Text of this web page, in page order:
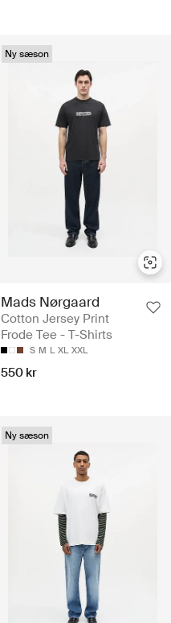
Ny sæson
Mads Nørgaard
Cotton Jersey Print
Frode Tee - T-Shirts
S M L XL XXL
550 kr
Ny sæson